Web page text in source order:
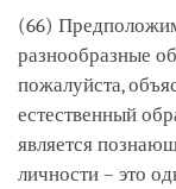
(66)
разнообразные
пожалуйста,
естественный
является
личности – это